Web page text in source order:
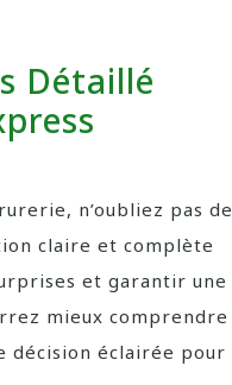
Détaillé
n’oubliez pas de
claire et complète
et garantir une
mieux comprendre
décision éclairée pour